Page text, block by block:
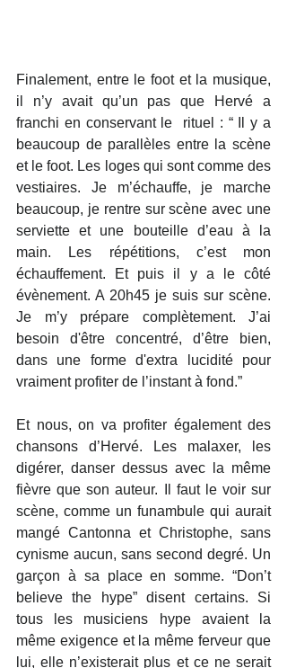
Finalement, entre le foot et la musique,
il n’y avait qu’un pas que Hervé a
franchi en conservant le  rituel : “ Il y a
beaucoup de parallèles entre la scène
et le foot. Les loges qui sont comme des
vestiaires. Je m’échauffe, je marche
beaucoup, je rentre sur scène avec une
serviette et une bouteille d’eau à la
main. Les répétitions, c’est mon
échauffement. Et puis il y a le côté
évènement. A 20h45 je suis sur scène.
Je m’y prépare complètement. J’ai
besoin d'être concentré, d’être bien,
dans une forme d'extra lucidité pour
vraiment profiter de l’instant à fond.”
Et nous, on va profiter également des
chansons d’Hervé. Les malaxer, les
digérer, danser dessus avec la même
fièvre que son auteur. Il faut le voir sur
scène, comme un funambule qui aurait
mangé Cantonna et Christophe, sans
cynisme aucun, sans second degré. Un
garçon à sa place en somme. “Don’t
believe the hype” disent certains. Si
tous les musiciens hype avaient la
même exigence et la même ferveur que
lui, elle n’existerait plus et ce ne serait